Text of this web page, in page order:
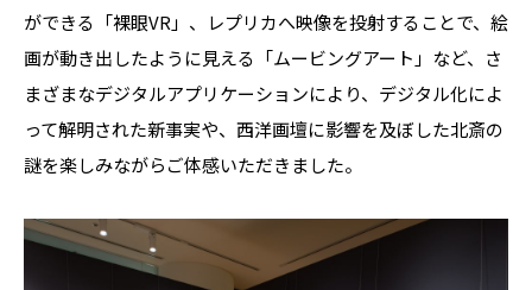
ができる「裸眼VR」、レプリカへ映像を投射することで、絵
画が動き出したように見える「ムービングアート」など、さ
まざまなデジタルアプリケーションにより、デジタル化によ
って解明された新事実や、西洋画壇に影響を及ぼした北斎の
謎を楽しみながらご体感いただきました。